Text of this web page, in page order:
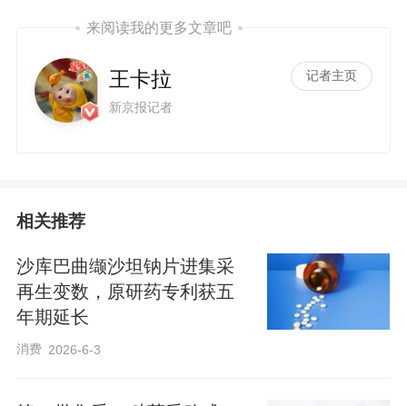
来阅读我的更多文章吧
王卡拉
新京报记者
记者主页
相关推荐
沙库巴曲缬沙坦钠片进集采
再生变数，原研药专利获五
年期延长
消费 2026-6-3